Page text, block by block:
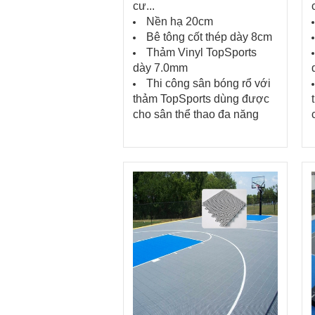
cư...
Nền hạ 20cm
Bê tông cốt thép dày 8cm
Thảm Vinyl TopSports
dày 7.0mm
Thi công sân bóng rổ với
thảm TopSports dùng được
cho sân thể thao đa năng